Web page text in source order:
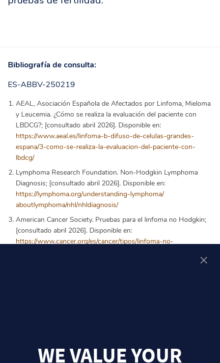
Bibliografía de consulta:
ES-ABBV-250219
AEAL, Asociación Española de Afectados por Linfoma, Mieloma
y Leucemia. ¿Cómo se realiza la evaluación del paciente con
LBDCG?; [consultado abril 2026]. Disponible en:
https://www.aeal.es/linfoma-b-difuso-de-celulas-grandes-
espana/3-como-se-realiza-la-evaluacion-del-paciente-con-
lbdcg/
Lymphoma Research Foundation. Non-Hodgkin Lymphoma
Diagnosis; [consultado abril 2026]. Disponible en:
https://lymphoma.org/understanding-lymphoma/
aboutlymphoma/nhl/nhldiagnosis/
American Cancer Society. Pruebas para el linfoma no Hodgkin;
[consultado abril 2026]. Disponible en:
https://www.cancer.org/es/cancer/tipos/linfoma-no-
WE VALUE YOUR